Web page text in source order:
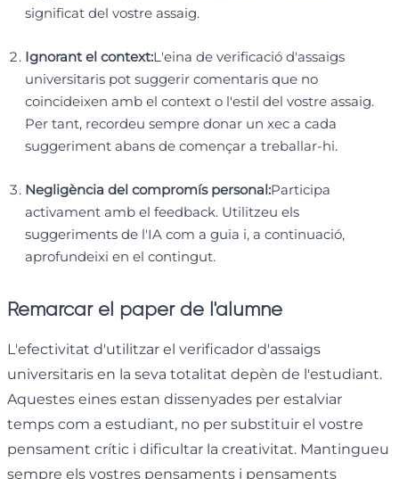
significat del vostre assaig.
Ignorant el context:L'eina de verificació d'assaigs
universitaris pot suggerir comentaris que no
coincideixen amb el context o l'estil del vostre assaig.
Per tant, recordeu sempre donar un xec a cada
suggeriment abans de començar a treballar-hi.
Negligència del compromís personal:Participa
activament amb el feedback. Utilitzeu els
suggeriments de l'IA com a guia i, a continuació,
aprofundeixi en el contingut.
Remarcar el paper de l'alumne
L'efectivitat d'utilitzar el verificador d'assaigs
universitaris en la seva totalitat depèn de l'estudiant.
Aquestes eines estan dissenyades per estalviar
temps com a estudiant, no per substituir el vostre
pensament crític i dificultar la creativitat. Mantingueu
sempre els vostres pensaments i pensaments